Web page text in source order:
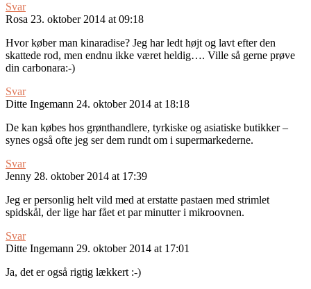
Svar
Rosa 23. oktober 2014 at 09:18
Hvor køber man kinaradise? Jeg har ledt højt og lavt efter den
skattede rod, men endnu ikke været heldig…. Ville så gerne prøve
din carbonara:-)
Svar
Ditte Ingemann 24. oktober 2014 at 18:18
De kan købes hos grønthandlere, tyrkiske og asiatiske butikker –
synes også ofte jeg ser dem rundt om i supermarkederne.
Svar
Jenny 28. oktober 2014 at 17:39
Jeg er personlig helt vild med at erstatte pastaen med strimlet
spidskål, der lige har fået et par minutter i mikroovnen.
Svar
Ditte Ingemann 29. oktober 2014 at 17:01
Ja, det er også rigtig lækkert :-)